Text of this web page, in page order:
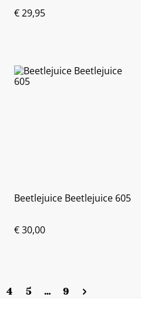
€ 29,95
Beetlejuice Beetlejuice 605
€ 30,00
4 5 … 9